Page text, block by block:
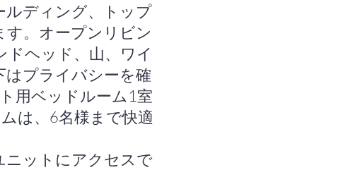
ルディング、トップ
。オープンリビン
ヘッド、山、ワイ
はプライバシーを確​​
用ベッドルーム1室
は、6名様まで快適
ニットにアクセスで